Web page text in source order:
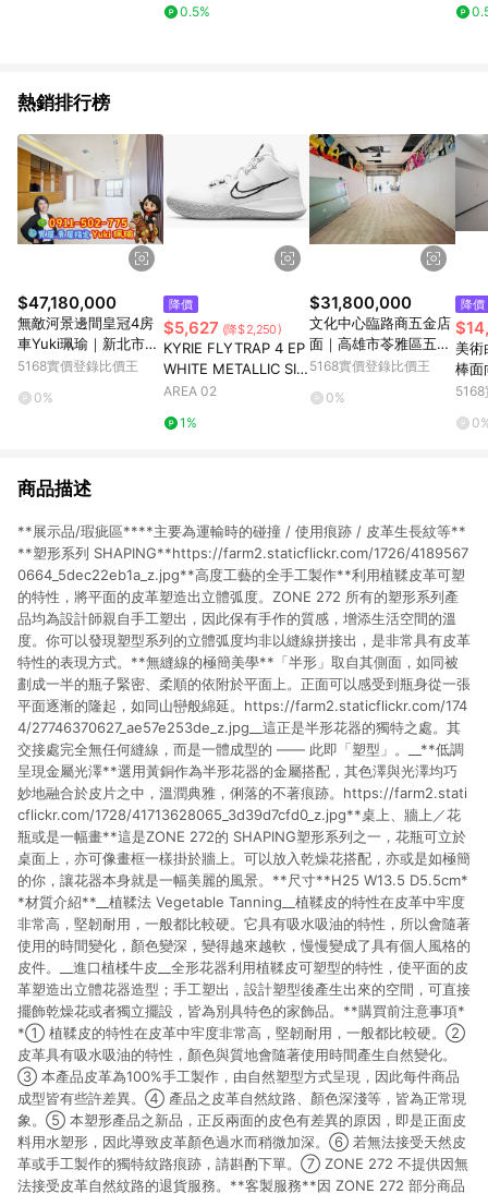
0.5%
熱銷排行榜
$47,180,000
無敵河景邊間皇冠4房
車Yuki珮瑜｜新北市板
橋區中山路二段
5168實價登錄比價王
0%
降價
$5,627 (降$2,250)
KYRIE FLYTRAP 4 EP
WHITE METALLIC SIL
VER
AREA 02
1%
$31,800,000
文化中心臨路商五金店
面｜高雄市苓雅區五福
一路
5168實價登錄比價王
0%
降價
美術
棒面
雄市
商品描述
**展示品/瑕疵區****主要為運輸時的碰撞 / 使用痕跡 / 皮革生長紋等**
**塑形系列 SHAPING**https://farm2.staticflickr.com/1726/4189567
0664_5dec22eb1a_z.jpg**高度工藝的全手工製作**利用植鞣皮革可塑
的特性，將平面的皮革塑造出立體弧度。ZONE 272 所有的塑形系列產
品均為設計師親自手工塑出，因此保有手作的質感，增添生活空間的溫
度。你可以發現塑型系列的立體弧度均非以縫線拼接出，是非常具有皮革
特性的表現方式。**無縫線的極簡美學**「半形」取自其側面，如同被
劃成一半的瓶子緊密、柔順的依附於平面上。正面可以感受到瓶身從一張
平面逐漸的隆起，如同山巒般綿延。https://farm2.staticflickr.com/174
4/27746370627_ae57e253de_z.jpg__這正是半形花器的獨特之處。其
交接處完全無任何縫線，而是一體成型的 —— 此即「塑型」。__**低調
呈現金屬光澤**選用黃銅作為半形花器的金屬搭配，其色澤與光澤均巧
妙地融合於皮片之中，溫潤典雅，俐落的不著痕跡。https://farm2.stati
cflickr.com/1728/41713628065_3d39d7cfd0_z.jpg**桌上、牆上／花
瓶或是一幅畫**這是ZONE 272的 SHAPING塑形系列之一，花瓶可立於
桌面上，亦可像畫框一樣掛於牆上。可以放入乾燥花搭配，亦或是如極簡
的你，讓花器本身就是一幅美麗的風景。**尺寸**H25 W13.5 D5.5cm*
*材質介紹**__植鞣法 Vegetable Tanning__植鞣皮的特性在皮革中牢度
非常高，堅韌耐用，一般都比較硬。它具有吸水吸油的特性，所以會隨著
使用的時間變化，顏色變深，變得越來越軟，慢慢變成了具有個人風格的
皮件。__進口植楺牛皮__全形花器利用植鞣皮可塑型的特性，使平面的皮
革塑造出立體花器造型；手工塑出，設計塑型後產生出來的空間，可直接
擺飾乾燥花或者獨立擺設，皆為別具特色的家飾品。**購買前注意事項*
*① 植鞣皮的特性在皮革中牢度非常高，堅韌耐用，一般都比較硬。②
皮革具有吸水吸油的特性，顏色與質地會隨著使用時間產生自然變化。
③ 本產品皮革為100%手工製作，由自然塑型方式呈現，因此每件商品
成型皆有些許差異。④ 產品之皮革自然紋路、顏色深淺等，皆為正常現
象。⑤ 本塑形產品之新品，正反兩面的皮色有差異的原因，即是正面皮
料用水塑形，因此導致皮革顏色過水而稍微加深。⑥ 若無法接受天然皮
革或手工製作的獨特紋路痕跡，請斟酌下單。⑦ ZONE 272 不提供因無
法接受皮革自然紋路的退貨服務。**客製服務**因 ZONE 272 部分商品